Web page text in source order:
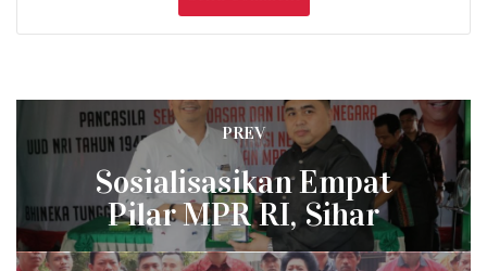
Post
navigation
PREV
Previous
post:Sosialisasikan Empat
Pilar MPR RI, Sihar
Sitorus yang Pertama di